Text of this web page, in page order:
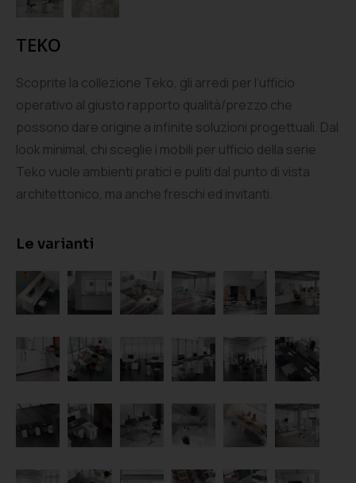
TEKO
Scoprite la collezione Teko, gli arredi per l’ufficio
operativo al giusto rapporto qualità/prezzo che
possono dare origine a infinite soluzioni progettuali. Dal
look minimal, chi sceglie i mobili per ufficio della serie
Teko vuole ambienti pratici e puliti dal punto di vista
architettonico, ma anche freschi ed invitanti.
Le varianti